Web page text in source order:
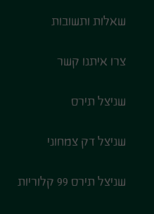
שאלות ותשובות
צרו איתנו קשר
שניצל תירס
שניצל דק צמחוני
שניצל תירס 99 קלוריות